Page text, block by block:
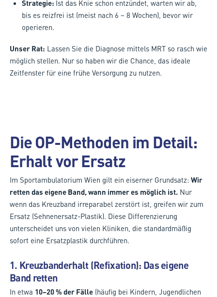
Strategie: Ist das Knie schon entzündet, warten wir ab,
bis es reizfrei ist (meist nach 6 – 8 Wochen), bevor wir
operieren.
Unser Rat: Lassen Sie die Diagnose mittels MRT so rasch wie
möglich stellen. Nur so haben wir die Chance, das ideale
Zeitfenster für eine frühe Versorgung zu nutzen.
Die OP-Methoden im Detail:
Erhalt vor Ersatz
Im Sportambulatorium Wien gilt ein eiserner Grundsatz: Wir
retten das eigene Band, wann immer es möglich ist. Nur
wenn das Kreuzband irreparabel zerstört ist, greifen wir zum
Ersatz (Sehnenersatz-Plastik). Diese Differenzierung
unterscheidet uns von vielen Kliniken, die standardmäßig
sofort eine Ersatzplastik durchführen.
1. Kreuzbanderhalt (Refixation): Das eigene
Band retten
In etwa 10–20 % der Fälle (häufig bei Kindern, Jugendlichen